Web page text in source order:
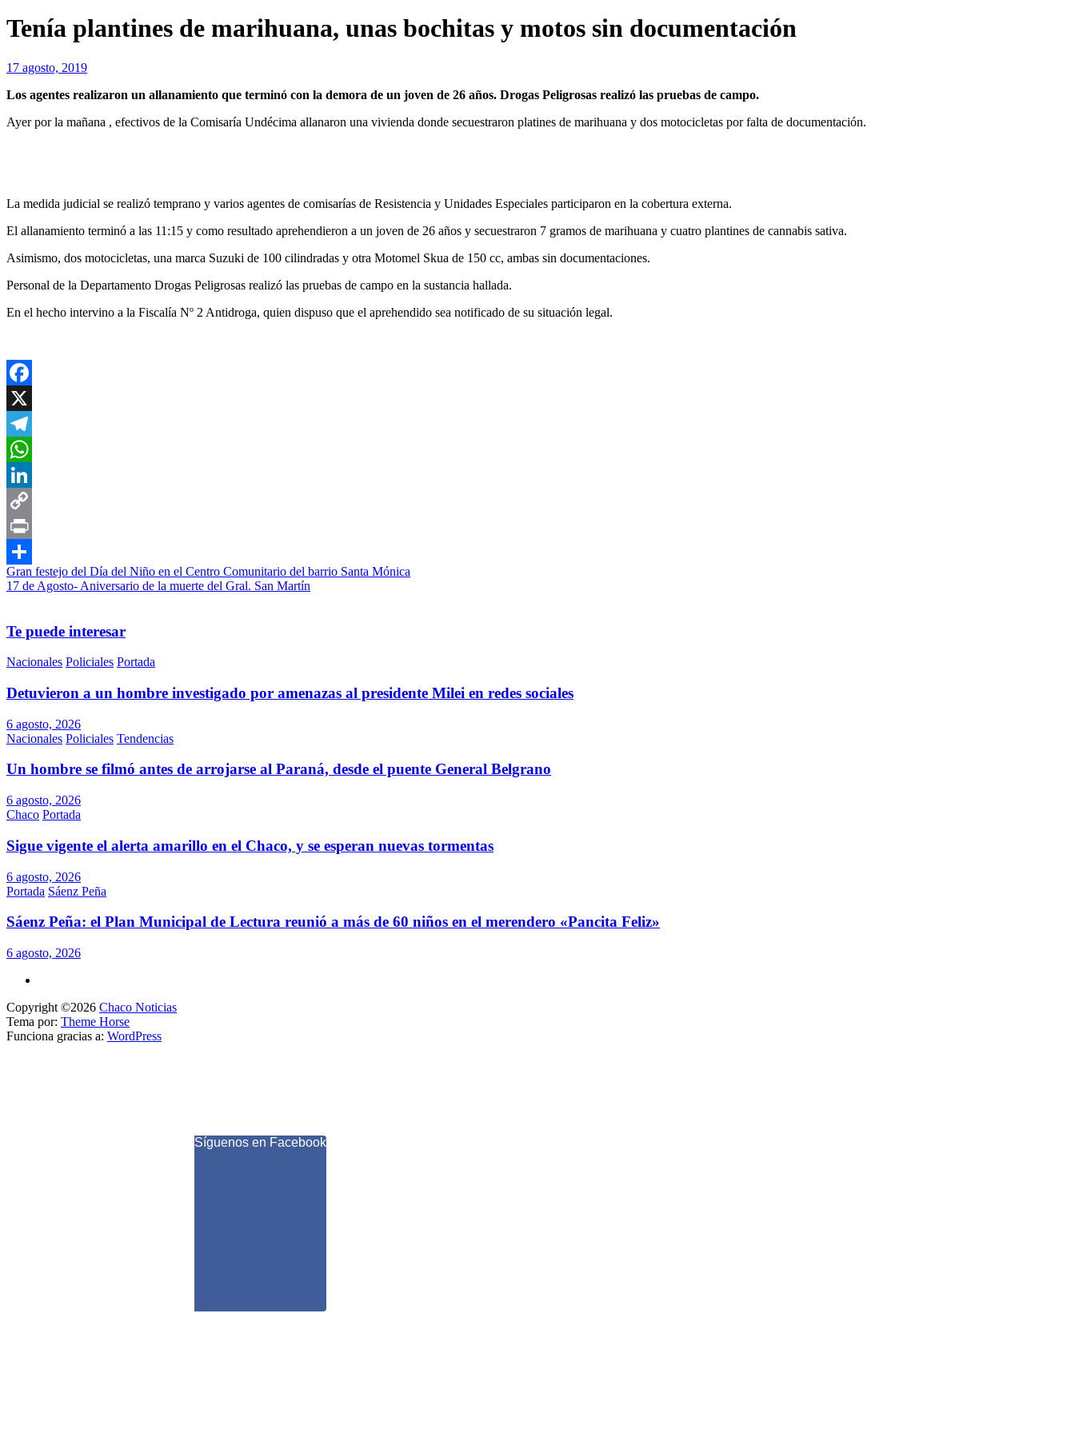
Tenía plantines de marihuana, unas bochitas y motos sin documentación
17 agosto, 2019
Los agentes realizaron un allanamiento que terminó con la demora de un joven de 26 años. Drogas Peligrosas realizó las pruebas de campo.
Ayer por la mañana , efectivos de la Comisaría Undécima allanaron una vivienda donde secuestraron platines de marihuana y dos motocicletas por falta de documentación.
La medida judicial se realizó temprano y varios agentes de comisarías de Resistencia y Unidades Especiales participaron en la cobertura externa.
El allanamiento terminó a las 11:15 y como resultado aprehendieron a un joven de 26 años y secuestraron 7 gramos de marihuana y cuatro plantines de cannabis sativa.
Asimismo, dos motocicletas, una marca Suzuki de 100 cilindradas y otra Motomel Skua de 150 cc, ambas sin documentaciones.
Personal de la Departamento Drogas Peligrosas realizó las pruebas de campo en la sustancia hallada.
En el hecho intervino a la Fiscalía Nº 2 Antidroga, quien dispuso que el aprehendido sea notificado de su situación legal.
Facebook
X
Telegram
WhatsApp
LinkedIn
Copy
Link
Print
Compartir
Navegación
de
Gran festejo del Día del Niño en el Centro Comunitario del barrio Santa Mónica
17 de Agosto- Aniversario de la muerte del Gral. San Martín
Te puede interesar
Nacionales Policiales Portada
Detuvieron a un hombre investigado por amenazas al presidente Milei en redes sociales
6 agosto, 2026
Nacionales Policiales Tendencias
Un hombre se filmó antes de arrojarse al Paraná, desde el puente General Belgrano
6 agosto, 2026
Chaco Portada
Sigue vigente el alerta amarillo en el Chaco, y se esperan nuevas tormentas
6 agosto, 2026
Portada Sáenz Peña
Sáenz Peña: el Plan Municipal de Lectura reunió a más de 60 niños en el merendero «Pancita Feliz»
6 agosto, 2026
Copyright ©2026 Chaco Noticias
Tema por: Theme Horse
Funciona gracias a: WordPress
Síguenos en Facebook